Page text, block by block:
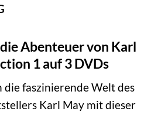
Abenteuer von Karl
1 auf 3 DVDs
die faszinierende Welt des
Karl May mit dieser